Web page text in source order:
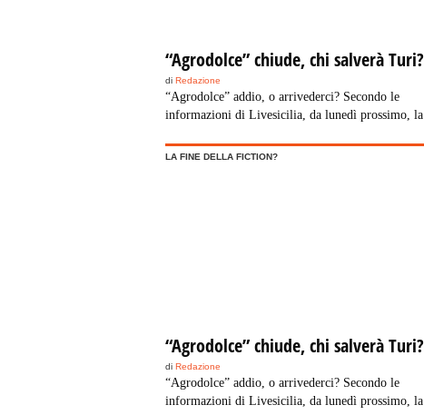
“Agrodolce” chiude, chi salverà Turi?
di Redazione
“Agrodolce” addio, o arrivederci? Secondo le
informazioni di Livesicilia, da lunedì prossimo, la
accogliere la fiction – dovrebbe chiudere, anzi
LA FINE DELLA FICTION?
“Agrodolce” chiude, chi salverà Turi?
di Redazione
“Agrodolce” addio, o arrivederci? Secondo le
informazioni di Livesicilia, da lunedì prossimo, la